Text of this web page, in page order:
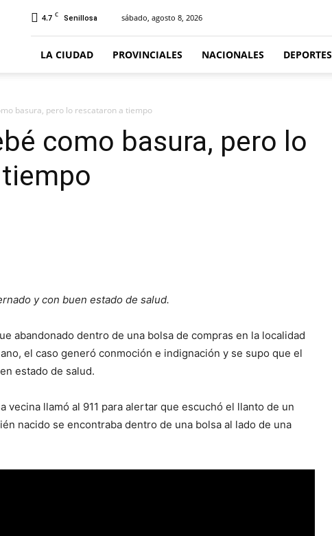
4.7 C Senillosa sábado, agosto 8, 2026
LA CIUDAD PROVINCIALES NACIONALES DEPORTES
basura, pero lo rescataron a tiempo
como basura, pero lo
y con buen estado de salud.
abandonado dentro de una bolsa de compras en la localidad
el caso generó conmoción e indignación y se supo que el
estado de salud.
vecina llamó al 911 para alertar que escuchó el llanto de un
nacido se encontraba dentro de una bolsa al lado de una